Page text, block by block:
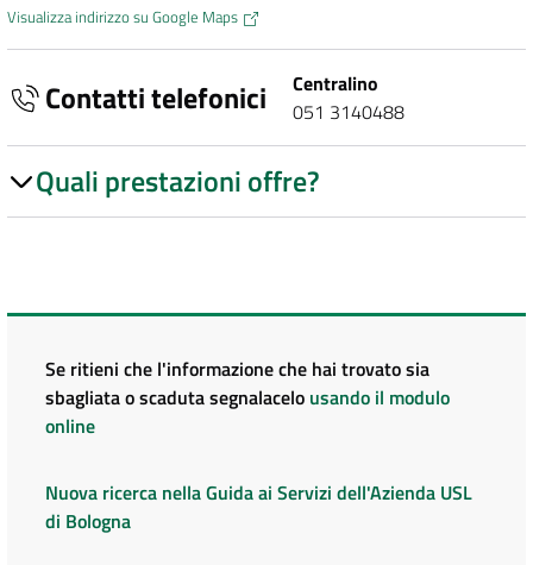
Visualizza indirizzo su Google Maps
Contatti telefonici
Centralino
051 3140488
Quali prestazioni offre?
Se ritieni che l'informazione che hai trovato sia
sbagliata o scaduta segnalacelo usando il modulo
online
Nuova ricerca nella Guida ai Servizi dell'Azienda USL
di Bologna